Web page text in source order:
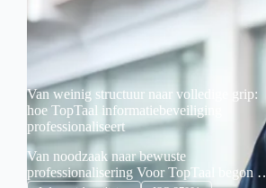
Van weinig structuur naar volledige grip:
hoe TopTaal informatiebeveiliging
professionaliseert
Van noodzaak naar bewuste
professionalisering Voor TopTaal begon